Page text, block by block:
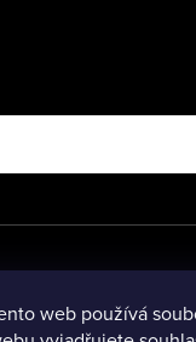
web používá